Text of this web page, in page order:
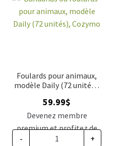
Foulards pour animaux,
modèle Daily (72 unités),
59.99$
Devenez membre
premium et profitez de
ce prix rabais : 49.49$ CA
- +